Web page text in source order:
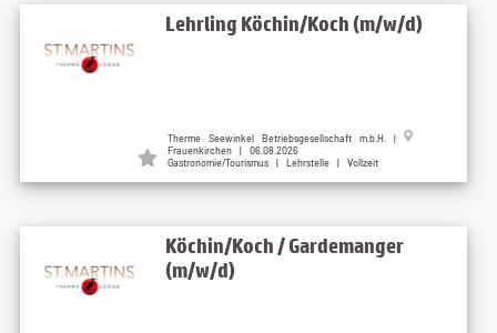
Lehrling Köchin/Koch (m/w/d)
Therme Seewinkel Betriebsgesellschaft m.b.H. |
Frauenkirchen | 06.08.2026
Gastronomie/Tourismus | Lehrstelle | Vollzeit
Köchin/Koch / Gardemanger
(m/w/d)